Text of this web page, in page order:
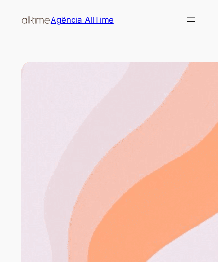
Agência AllTime